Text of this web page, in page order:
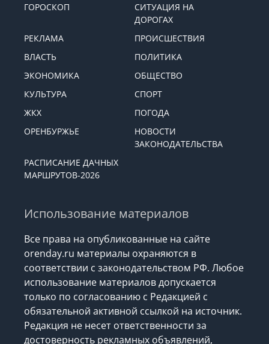
ГОРОСКОП
СИТУАЦИЯ НА
ДОРОГАХ
РЕКЛАМА
ПРОИСШЕСТВИЯ
ВЛАСТЬ
ПОЛИТИКА
ЭКОНОМИКА
ОБЩЕСТВО
КУЛЬТУРА
СПОРТ
ЖКХ
ПОГОДА
ОРЕНБУРЖЬЕ
НОВОСТИ
ЗАКОНОДАТЕЛЬСТВА
РАСПИСАНИЕ ДАЧНЫХ
МАРШРУТОВ-2026
Использование материалов
Все права на опубликованные на сайте
orenday.ru материалы охраняются в
соответствии с законодательством РФ. Любое
использование материалов допускается
только по согласованию с Редакцией с
обязательной активной ссылкой на источник.
Редакция не несет ответственности за
достоверность рекламных объявлений,